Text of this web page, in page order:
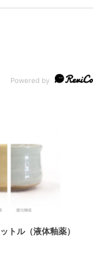
トル（液体釉薬）